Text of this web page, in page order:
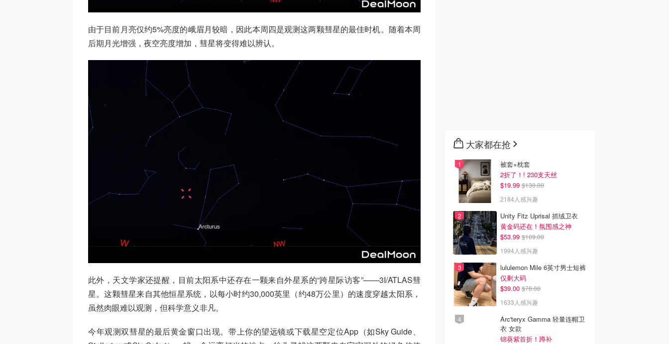
由于目前月亮仅约5%亮度的峨眉月较暗，因此本周四是观测这两颗彗星的最佳时机。随着本周
后期月光增强，夜空亮度增加，彗星将变得难以辨认。
此外，天文学家还提醒，目前太阳系中还存在一颗来自外星系的“跨星际访客”——3I/ATLAS彗
星。这颗彗星来自其他恒星系统，以每小时约30,000英里（约48万公里）的速度穿越太阳系，
虽然肉眼难以观测，但科学意义非凡。
今年观测双彗星的最后黄金窗口出现。带上你的望远镜或下载星空定位App（如Sky Guide、
大家都在抢
被套+枕套
2折了！! 230支天丝
$19.99 $130.00
2184人感兴趣
Unity Fitz Uprisal 抓绒卫衣
黄金码还在！氛围感之神
$53.99 $109.00
1994人感兴趣
lululemon Mile 6英寸男士短裤
仅剩大码
$39.00 $78.00
1633人感兴趣
Arc'teryx Gamma 轻量连帽卫
衣 女款
锦葵紫首折！蹲补